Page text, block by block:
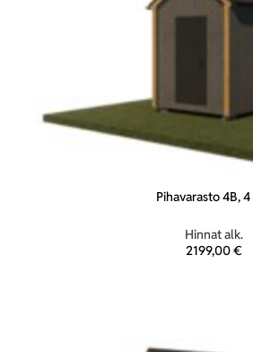
Pihavarasto 4B,
Hinnat alk.
2199,00€